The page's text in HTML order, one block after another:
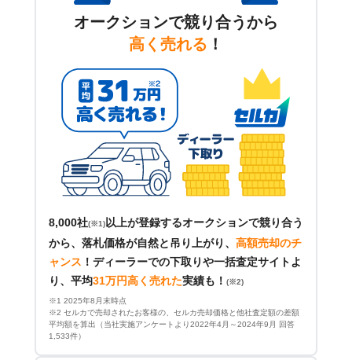
オークションで競り合うから
高く売れる ！
8,000社(※1)以上が登録するオークションで競り合う
から、落札価格が自然と吊り上がり、 高額売却のチ
ャンス ！ ディーラーでの下取りや一括査定サイトよ
り、平均31万円高く売れた実績も！ (※2)
※1 2025年8月末時点
※2 セルカで売却されたお客様の、セルカ売却価格と他社査定額の差額
平均額を算出（当社実施アンケートより2022年4月～2024年9月 回答
1,533件）